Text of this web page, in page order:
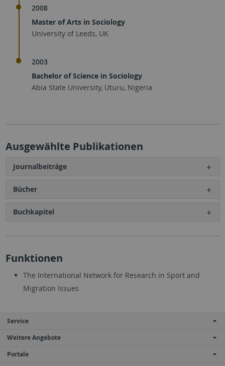
2008
Master of Arts in Sociology
University of Leeds, UK
2003
Bachelor of Science in Sociology
Abia State University, Uturu, Nigeria
Ausgewählte Publikationen
Journalbeiträge
Bücher
Buchkapitel
Funktionen
The International Network for Research in Sport and
Migration Issues
Service
Weitere Angebote
Portale